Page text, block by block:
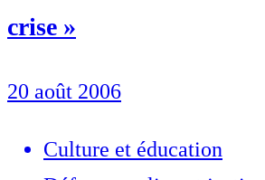
crise »
20 août 2006
Culture et éducation